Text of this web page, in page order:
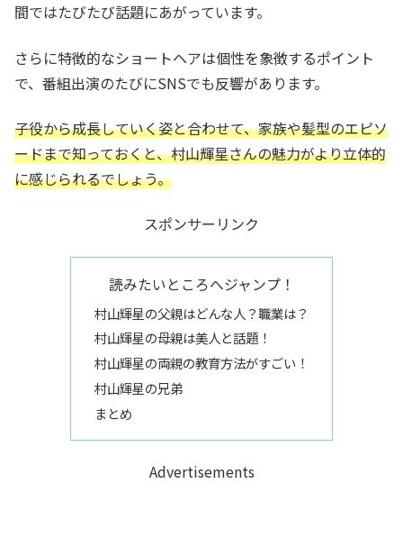
間ではたびたび話題にあがっています。
さらに特徴的なショートヘアは個性を象徴するポイント
で、番組出演のたびにSNSでも反響があります。
子役から成長していく姿と合わせて、家族や髪型のエピソ
ードまで知っておくと、村山輝星さんの魅力がより立体的
に感じられるでしょう。
スポンサーリンク
読みたいところへジャンプ！
村山輝星の父親はどんな人？職業は？
村山輝星の母親は美人と話題！
村山輝星の両親の教育方法がすごい！
村山輝星の兄弟
まとめ
Advertisements